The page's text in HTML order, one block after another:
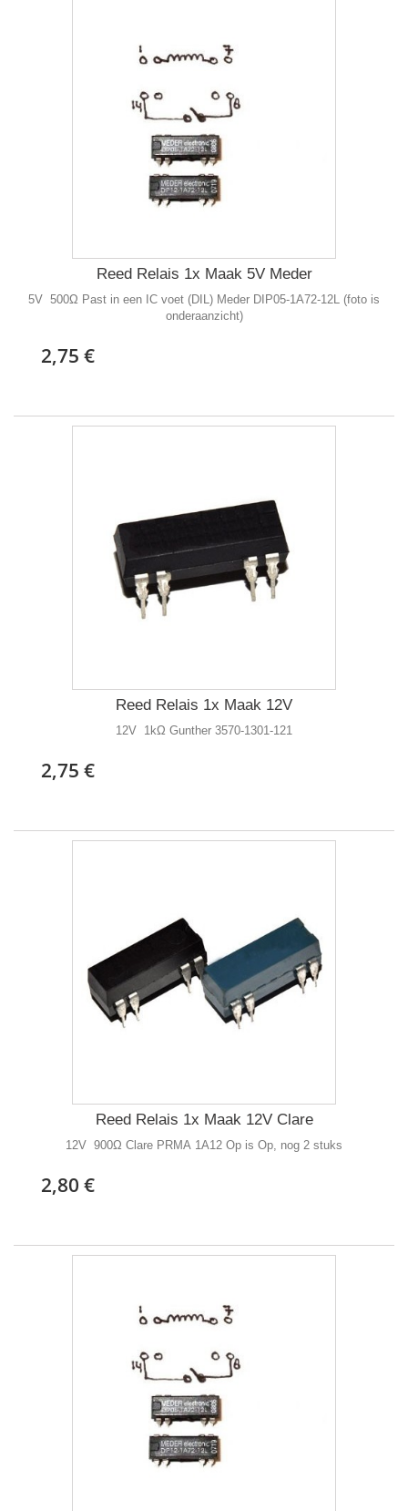
Reed Relais 1x Maak 5V Meder
5V 500Ω Past in een IC voet (DIL) Meder DIP05-1A72-12L (foto is
onderaanzicht)
2,75 €
Reed Relais 1x Maak 12V
12V 1kΩ Gunther 3570-1301-121
2,75 €
Reed Relais 1x Maak 12V Clare
12V 900Ω Clare PRMA 1A12 Op is Op, nog 2 stuks
2,80 €